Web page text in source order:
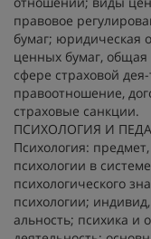
правовое
бумаг; юридическая
ценных бумаг, общая
сфере страховой
правоотношение,
страховые санкции.
ПСИХОЛОГИЯ И
Психология:
психологии в
психологического
психологии;
альность; психика и